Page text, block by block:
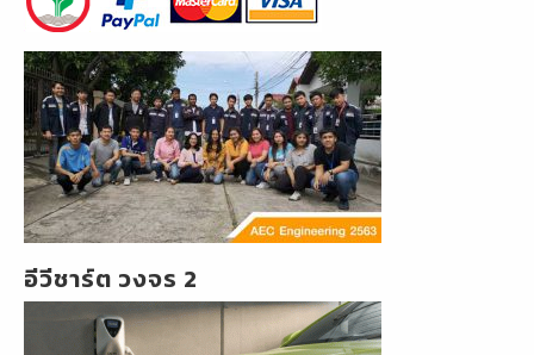
อีวีชาร์ต วงจร 2